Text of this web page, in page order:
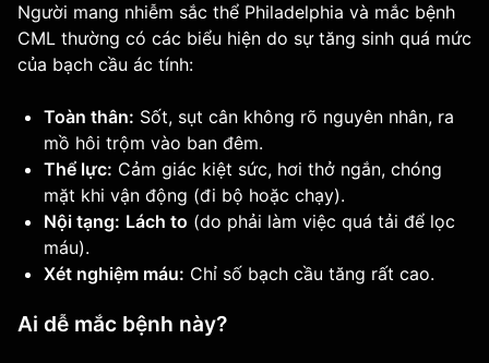
Người mang nhiễm sắc thể Philadelphia và mắc bệnh
CML thường có các biểu hiện do sự tăng sinh quá mức
của bạch cầu ác tính:
Toàn thân: Sốt, sụt cân không rõ nguyên nhân, ra
mồ hôi trộm vào ban đêm.
Thể lực: Cảm giác kiệt sức, hơi thở ngắn, chóng
mặt khi vận động (đi bộ hoặc chạy).
Nội tạng: Lách to (do phải làm việc quá tải để lọc
máu).
Xét nghiệm máu: Chỉ số bạch cầu tăng rất cao.
Ai dễ mắc bệnh này?